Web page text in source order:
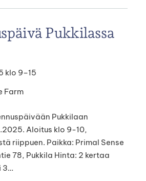
Pukkilassa
klo 9–15
Farm
Pukkilaan
Aloitus klo 9-10,
riippuen. Paikka: Primal Sense
78, Pukkila Hinta: 2 kertaa
3…